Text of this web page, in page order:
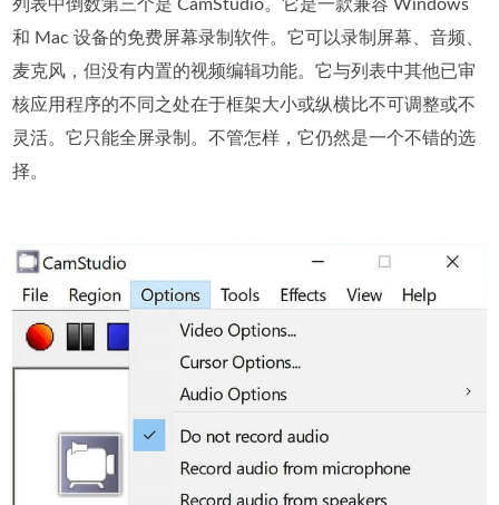
列表中倒数第三个是 CamStudio。它是一款兼容 Windows
和 Mac 设备的免费屏幕录制软件。它可以录制屏幕、音频、
麦克风，但没有内置的视频编辑功能。它与列表中其他已审
核应用程序的不同之处在于框架大小或纵横比不可调整或不
灵活。它只能全屏录制。不管怎样，它仍然是一个不错的选
择。